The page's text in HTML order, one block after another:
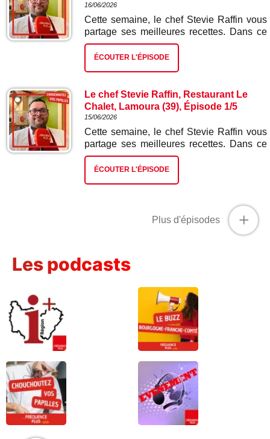
16/06/2026
Cette semaine, le chef Stevie Raffin vous
partage ses meilleures recettes. Dans ce
deuxième épisode : vol au vent sauce
morilles.
ÉCOUTER L'ÉPISODE
Le chef Stevie Raffin, Restaurant Le
Chalet, Lamoura (39), Épisode 1/5
15/06/2026
Cette semaine, le chef Stevie Raffin vous
partage ses meilleures recettes. Dans ce
premier épisode : pizza Gextrême à la
poire et bleu de Gex.
ÉCOUTER L'ÉPISODE
+
Plus d'épisodes
Les podcasts